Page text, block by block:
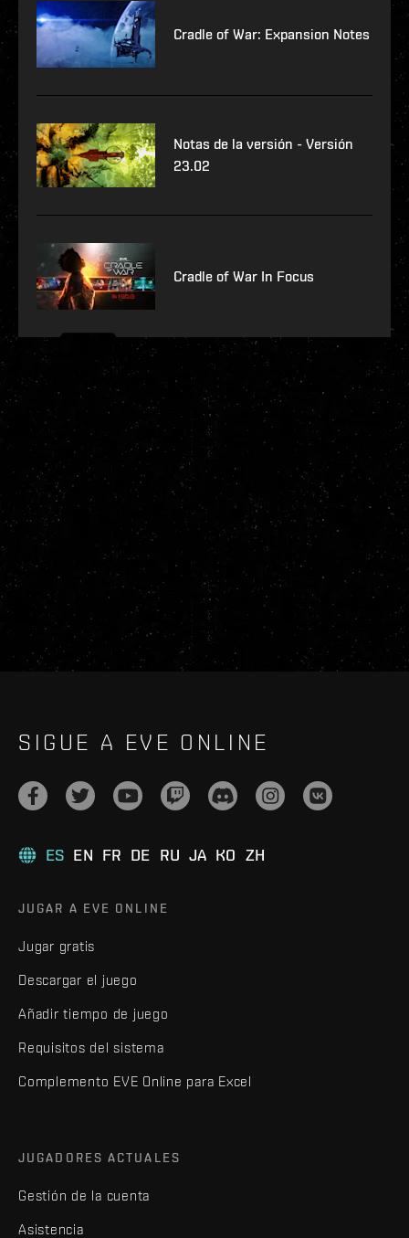
Cradle of War: Expansion Notes
Notas de la versión - Versión
23.02
Cradle of War In Focus
SIGUE A EVE ONLINE
ES EN FR DE RU JA KO ZH
JUGAR A EVE ONLINE
Jugar gratis
Descargar el juego
Añadir tiempo de juego
Requisitos del sistema
Complemento EVE Online para Excel
JUGADORES ACTUALES
Gestión de la cuenta
Asistencia